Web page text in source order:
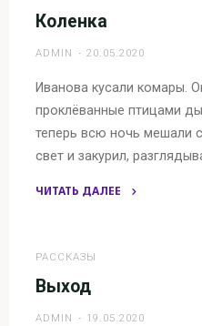
Коленка
ADMIN 20.05.2020
Иванова кусали комары.
проклёванные птицами
теперь всю ночь мешали
свет и закурил,
ЧИТАТЬ ДАЛЕЕ
РАССКАЗЫ
Выход
ADMIN 19.05.2020